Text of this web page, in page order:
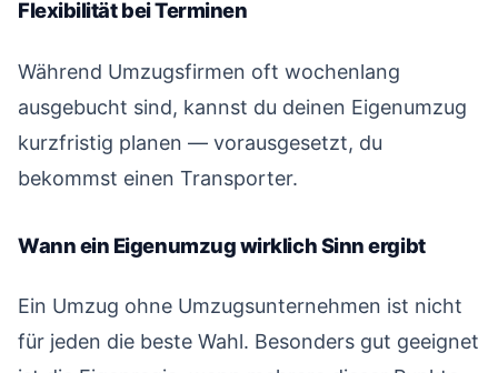
Flexibilität bei Terminen
Während Umzugsfirmen oft wochenlang
ausgebucht sind, kannst du deinen Eigenumzug
kurzfristig planen — vorausgesetzt, du
bekommst einen Transporter.
Wann ein Eigenumzug wirklich Sinn ergibt
Ein Umzug ohne Umzugsunternehmen ist nicht
für jeden die beste Wahl. Besonders gut geeignet